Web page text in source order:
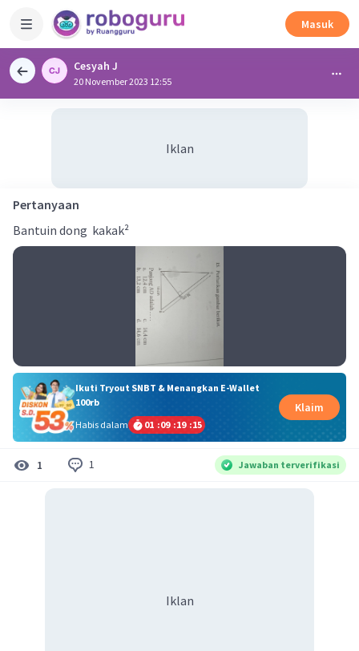
Masuk
Cesyah J
20 November 2023 12:55
Iklan
Pertanyaan
Bantuin dong kakak²
Ikuti Tryout SNBT & Menangkan E-Wallet
100rb
Habis dalam
01 :09 :19 :14
Klaim
1 1 Jawaban terverifikasi
Iklan